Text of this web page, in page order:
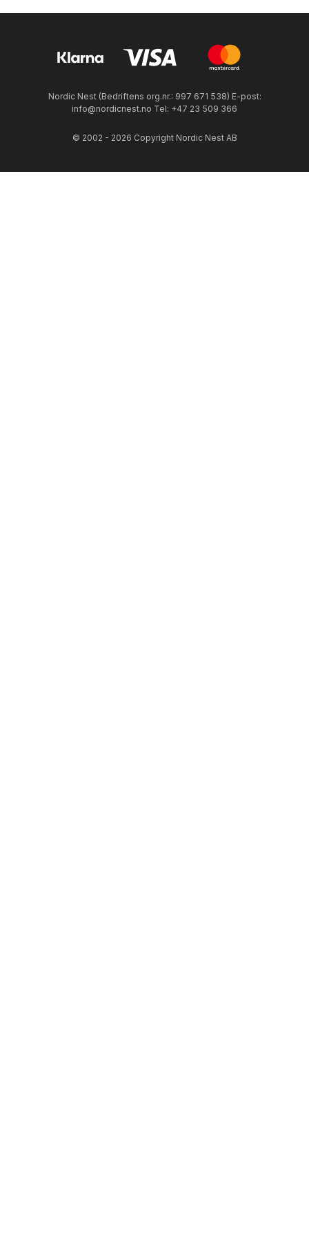
Nordic Nest (Bedriftens org.nr.: 997 671 538) E-post:
info@nordicnest.no Tel: +47 23 509 366
© 2002 - 2026 Copyright Nordic Nest AB